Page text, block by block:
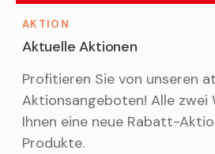
AKTION
Aktuelle Aktionen
Profitieren Sie von unseren
Aktionsangeboten! Alle zwei
Ihnen eine neue Rabatt-
Produkte.